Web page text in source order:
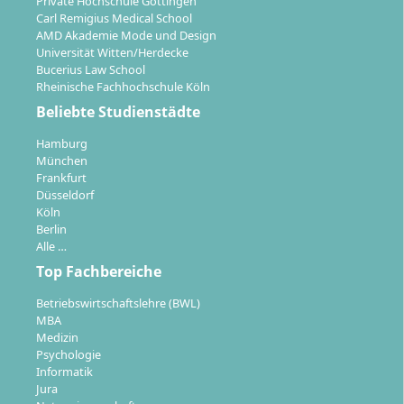
Welche Karrierechancen eröffnet dir der
Abschluss?
Mit dem Bachelor of Science in Wirtschaftsinformatik
qualifizierst du dich für zahlreiche gefragte Tätigkeiten
in Wirtschaft und Technik. Typische Berufspfade für
Absolventinnen und Absolventen sind:
Softwareentwicklerin oder Softwareentwickler –
Entwicklung und Anpassung individueller IT-
Lösungen für Unternehmen
Analyse, Optimierung und Digitalisierung von
Geschäftsprozessen
IT-Beraterinnen und IT-Berater – Beratung bei IT-
Projekten, Digitalisierung und IT-Sicherheit
Carl Remigius Medical School
AMD Akademie Mode und Design
Universität Witten/Herdecke
Bucerius Law School
Rheinische Fachhochschule Köln
Beliebte Studienstädte
Hamburg
München
Frankfurt
Düsseldorf
Köln
Berlin
Alle …
Top Fachbereiche
Betriebswirtschaftslehre (BWL)
MBA
Medizin
Psychologie
Informatik
Jura